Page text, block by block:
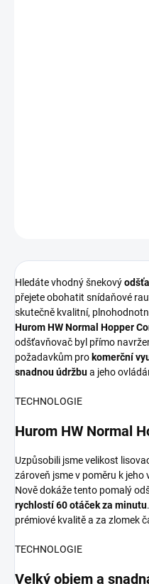
Hledáte vhodný šnekový
přejete obohatit snídaňové
skutečně kvalitní,
Hurom HW Normal Hopper
odšťavňovač byl přímo
požadavkům pro komerční
snadnou údržbua jeho
TECHNOLOGIE
Hurom HW Normal
Uzpůsobili jsme velikost
zároveň jsme v poměru k
Nově dokáže tento pomalý
rychlostí 60 otáček za minutu
prémiové kvalitě a za zlomek
TECHNOLOGIE
Velký objem a